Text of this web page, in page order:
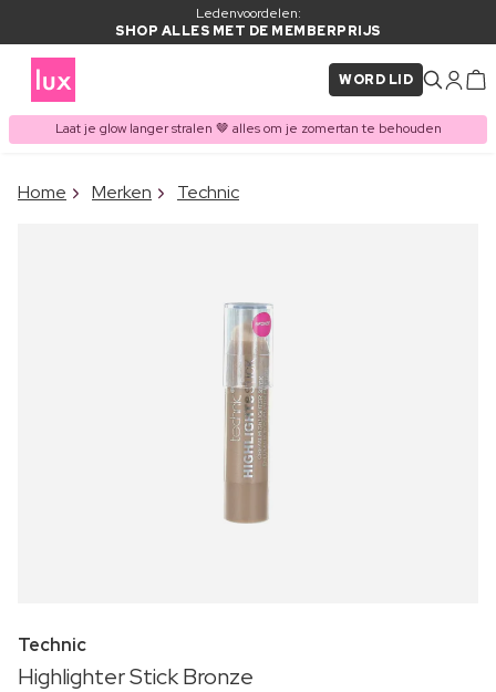
Ledenvoordelen:
SHOP ALLES MET DE MEMBERPRIJS
WORD LID
Laat je glow langer stralen 🤎 alles om je zomertan te behouden
ITEM TOEGEVOEGD AAN
Home Merken Technic
Technic
Highlighter Stick Bronze